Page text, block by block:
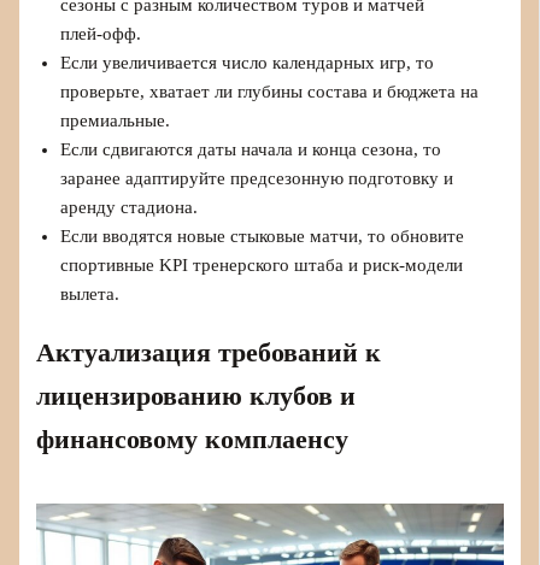
сезоны с разным количеством туров и матчей
плей‑офф.
Если увеличивается число календарных игр, то
проверьте, хватает ли глубины состава и бюджета на
премиальные.
Если сдвигаются даты начала и конца сезона, то
заранее адаптируйте предсезонную подготовку и
аренду стадиона.
Если вводятся новые стыковые матчи, то обновите
спортивные KPI тренерского штаба и риск‑модели
вылета.
Актуализация требований к
лицензированию клубов и
финансовому комплаенсу